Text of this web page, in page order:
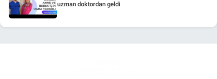
uzman doktordan geldi